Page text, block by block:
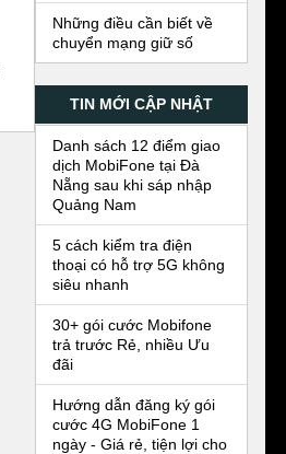
Những điều cần biết về
chuyển mạng giữ số
TIN MỚI CẬP NHẬT
Danh sách 12 điểm giao
dịch MobiFone tại Đà
Nẵng sau khi sáp nhập
Quảng Nam
5 cách kiểm tra điện
thoại có hỗ trợ 5G không
siêu nhanh
30+ gói cước Mobifone
trả trước Rẻ, nhiều Ưu
đãi
Hướng dẫn đăng ký gói
cước 4G MobiFone 1
ngày - Giá rẻ, tiện lợi cho